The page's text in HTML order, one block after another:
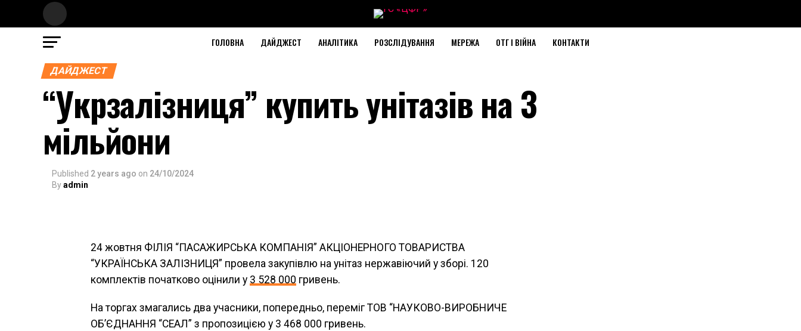
ГОЛОВНА ДАЙДЖЕСТ АНАЛІТИКА РОЗСЛІДУВАННЯ МЕРЕЖА ОТГ І ВІЙНА КОНТАКТИ
ДАЙДЖЕСТ
“Укрзалізниця” купить унітазів на 3
мільйони
Published 2 years ago on 24/10/2024
Byadmin
24 жовтня ФІЛІЯ “ПАСАЖИРСЬКА КОМПАНІЯ” АКЦІОНЕРНОГО ТОВАРИСТВА
“УКРАЇНСЬКА ЗАЛІЗНИЦЯ” провела закупівлю на унітаз нержавіючий у зборі. 120
комплектів початково оцінили у 3 528 000 гривень.
На торгах змагались два учасники, попередньо, переміг ТОВ “НАУКОВО-ВИРОБНИЧЕ
ОБ’ЄДНАННЯ “СЕАЛ” з пропозицією у 3 468 000 гривень.